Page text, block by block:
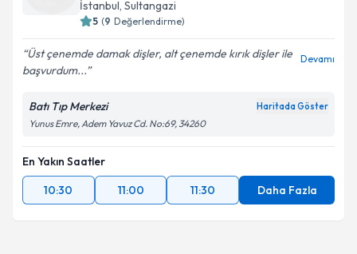
İstanbul, Sultangazi
5 (9 Değerlendirme)
Üst çenemde damak dişler, alt çenemde kırık dişler ile
başvurdum...
Devamı
Batı Tıp Merkezi Haritada Göster
Yunus Emre, Adem Yavuz Cd. No:69, 34260
En Yakın Saatler
10:30
11:00 11:30 Daha Fazla